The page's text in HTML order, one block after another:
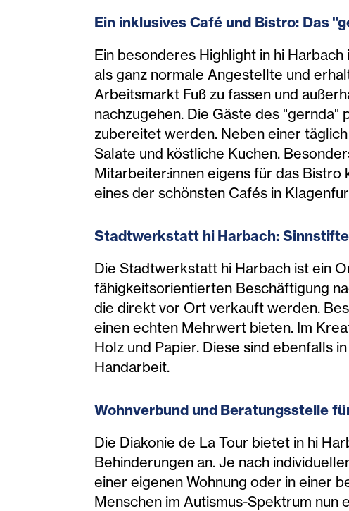
Ein inklusives Café und Bistro: Das
Ein besonderes Highlight in hi
als ganz normale Angestellte und
Arbeitsmarkt Fuß zu fassen und
nachzugehen. Die Gäste des
zubereitet werden. Neben einer
Salate und köstliche Kuchen.
Mitarbeiter:innen eigens für das
eines der schönsten Cafés in
Stadtwerkstatt hi Harbach:
Die Stadtwerkstatt hi Harbach ist ein
fähigkeitsorientierten Beschäftigung
die direkt vor Ort verkauft werden.
einen echten Mehrwert bieten. Im
Holz und Papier. Diese sind ebenfalls
Handarbeit.
Wohnverbund und Beratungsstelle
Die Diakonie de La Tour bietet in hi
Behinderungen an. Je nach
einer eigenen Wohnung oder in einer
Menschen im Autismus-Spektrum nun